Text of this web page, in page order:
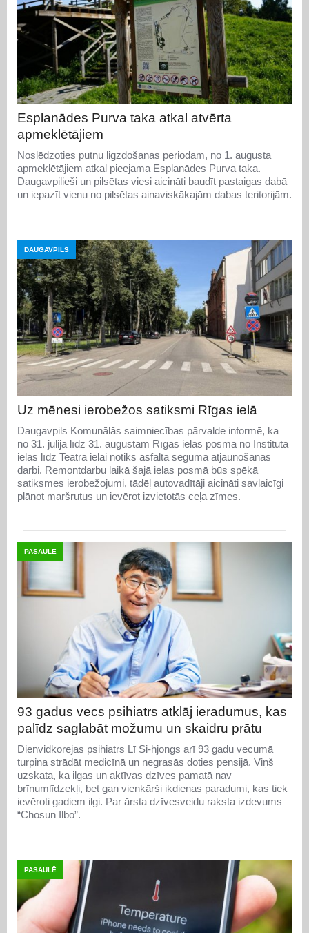
Esplanādes Purva taka atkal atvērta
apmeklētājiem
Noslēdzoties putnu ligzdošanas periodam, no 1. augusta
apmeklētājiem atkal pieejama Esplanādes Purva taka.
Daugavpilieši un pilsētas viesi aicināti baudīt pastaigas dabā
un iepazīt vienu no pilsētas ainaviskākajām dabas teritorijām.
DAUGAVPILS
Uz mēnesi ierobežos satiksmi Rīgas ielā
Daugavpils Komunālās saimniecības pārvalde informē, ka
no 31. jūlija līdz 31. augustam Rīgas ielas posmā no Institūta
ielas līdz Teātra ielai notiks asfalta seguma atjaunošanas
darbi. Remontdarbu laikā šajā ielas posmā būs spēkā
satiksmes ierobežojumi, tādēļ autovadītāji aicināti savlaicīgi
plānot maršrutus un ievērot izvietotās ceļa zīmes.
PASAULĒ
93 gadus vecs psihiatrs atklāj ieradumus, kas
palīdz saglabāt možumu un skaidru prātu
Dienvidkorejas psihiatrs Lī Si-hjongs arī 93 gadu vecumā
turpina strādāt medicīnā un negrasās doties pensijā. Viņš
uzskata, ka ilgas un aktīvas dzīves pamatā nav
brīnumlīdzekļi, bet gan vienkārši ikdienas paradumi, kas tiek
ievēroti gadiem ilgi. Par ārsta dzīvesveidu raksta izdevums
“Chosun Ilbo”.
PASAULĒ